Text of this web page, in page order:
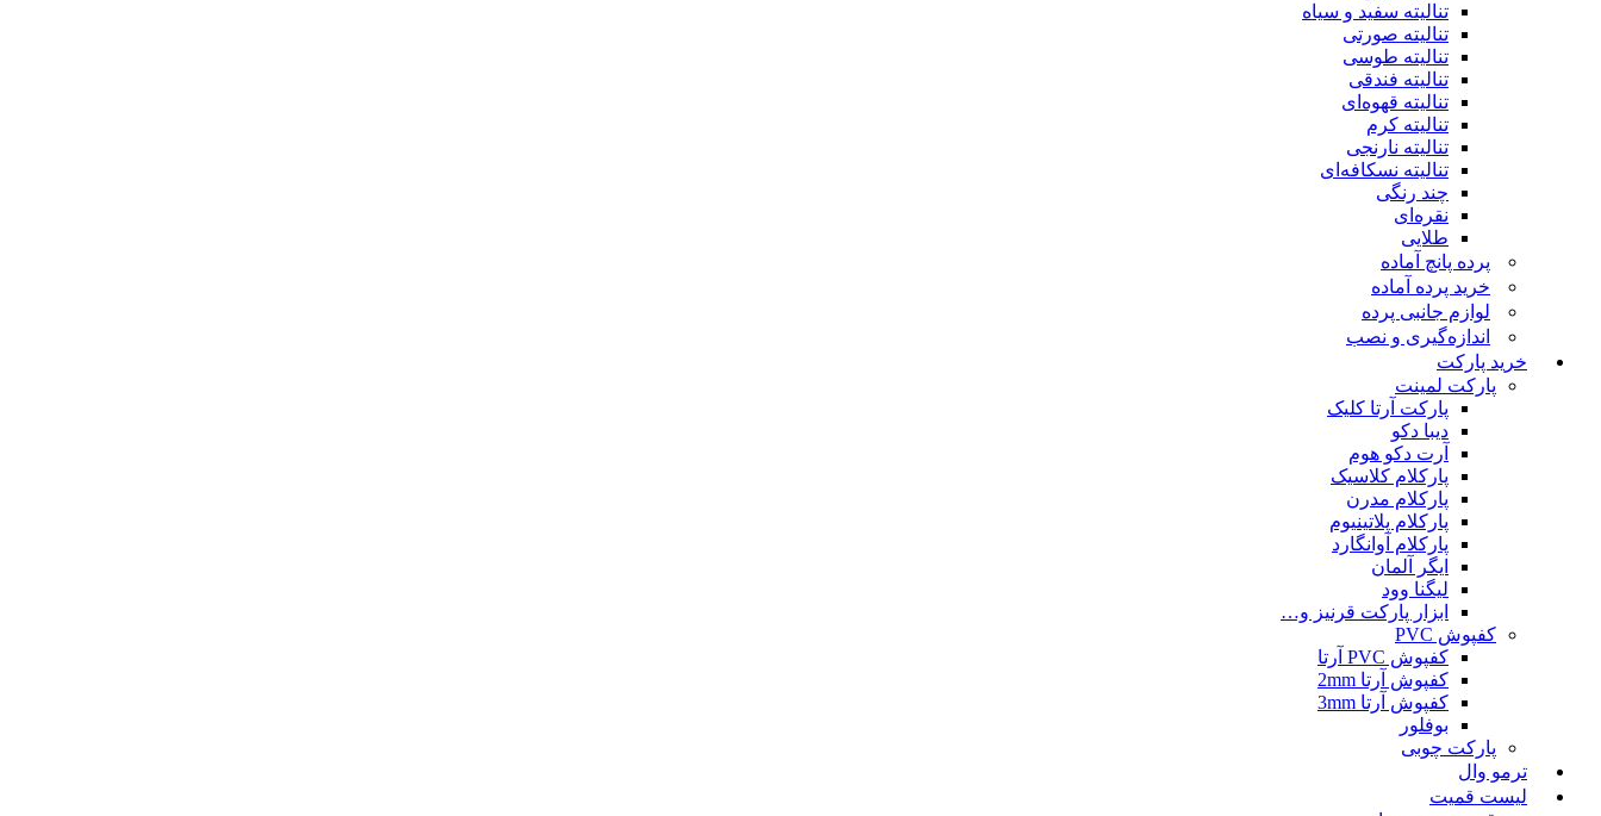
تنالیته سفید و سیاه
تنالیته صورتی
تنالیته طوسی
تنالیته فندقی
تنالیته قهوه‌ای
تنالیته کرم
تنالیته نارنجی
تنالیته نسکافه‌ای
چند رنگی
نقره‌ای
طلایی
پرده پانچ آماده
خرید پرده آماده
لوازم جانبی پرده
اندازه‌گیری و نصب
خرید پارکت
پارکت لمینت
پارکت آرتا کلیک
دیبا دکو
آرت دکو هوم
پارکلام کلاسیک
پارکلام مدرن
پارکلام پلاتینیوم
پارکلام آوانگارد
ایگر آلمان
لیگنا وود
ابزار پارکت قرنیز و…
کفپوش PVC
کفپوش PVC آرتا
کفپوش آرتا 2mm
کفپوش آرتا 3mm
بوفلور
پارکت چوبی
ترمو وال
لیست قمیت